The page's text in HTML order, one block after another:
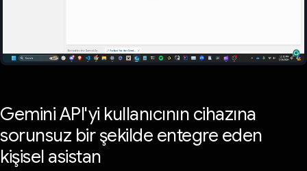
Gemini API'yi kullanıcının cihazına
sorunsuz bir şekilde entegre eden
kişisel asistan